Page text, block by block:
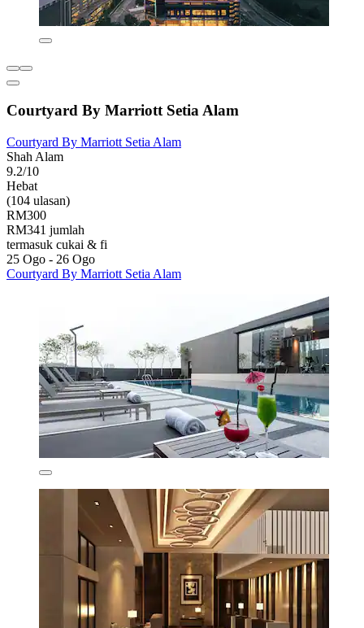
Courtyard By Marriott Setia Alam
Courtyard By Marriott Setia Alam
Shah Alam
9.2/10
Hebat
(104 ulasan)
RM300
RM341 jumlah
termasuk cukai & fi
25 Ogo - 26 Ogo
Courtyard By Marriott Setia Alam